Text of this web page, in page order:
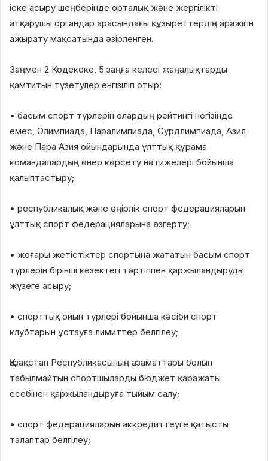
іске асыру шеңберінде орталық және жергілікті
атқарушы органдар арасындағы құзыреттердің аражігін
ажырату мақсатында әзірленген.
Заңмен 2 Кодекске, 5 заңға келесі жаңалықтарды
қамтитын түзетулер енгізіліп отыр:
• басым спорт түрлерін олардың рейтингі негізінде
емес, Олимпиада, Паралимпиада, Сурдлимпиада, Азия
және Пара Азия ойындарында ұлттық құрама
командалардың өнер көрсету нәтижелері бойынша
қалыптастыру;
• республикалық және өңірлік спорт федерацияларын
ұлттық спорт федерацияларына өзгерту;
• жоғары жетістіктер спортына жататын басым спорт
түрлерін бірінші кезектегі тәртіппен қаржыландыруды
жүзеге асыру;
• спорттық ойын түрлері бойынша кәсіби спорт
клубтарын ұстауға лимиттер белгілеу;
Қазақстан Республикасының азаматтары болып
табылмайтын спортшыларды бюджет қаражаты
есебінен қаржыландыруға тыйым салу;
• спорт федерацияларын аккредиттеуге қатысты
талаптар белгілеу;